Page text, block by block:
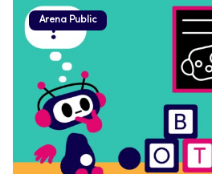
Arena Public